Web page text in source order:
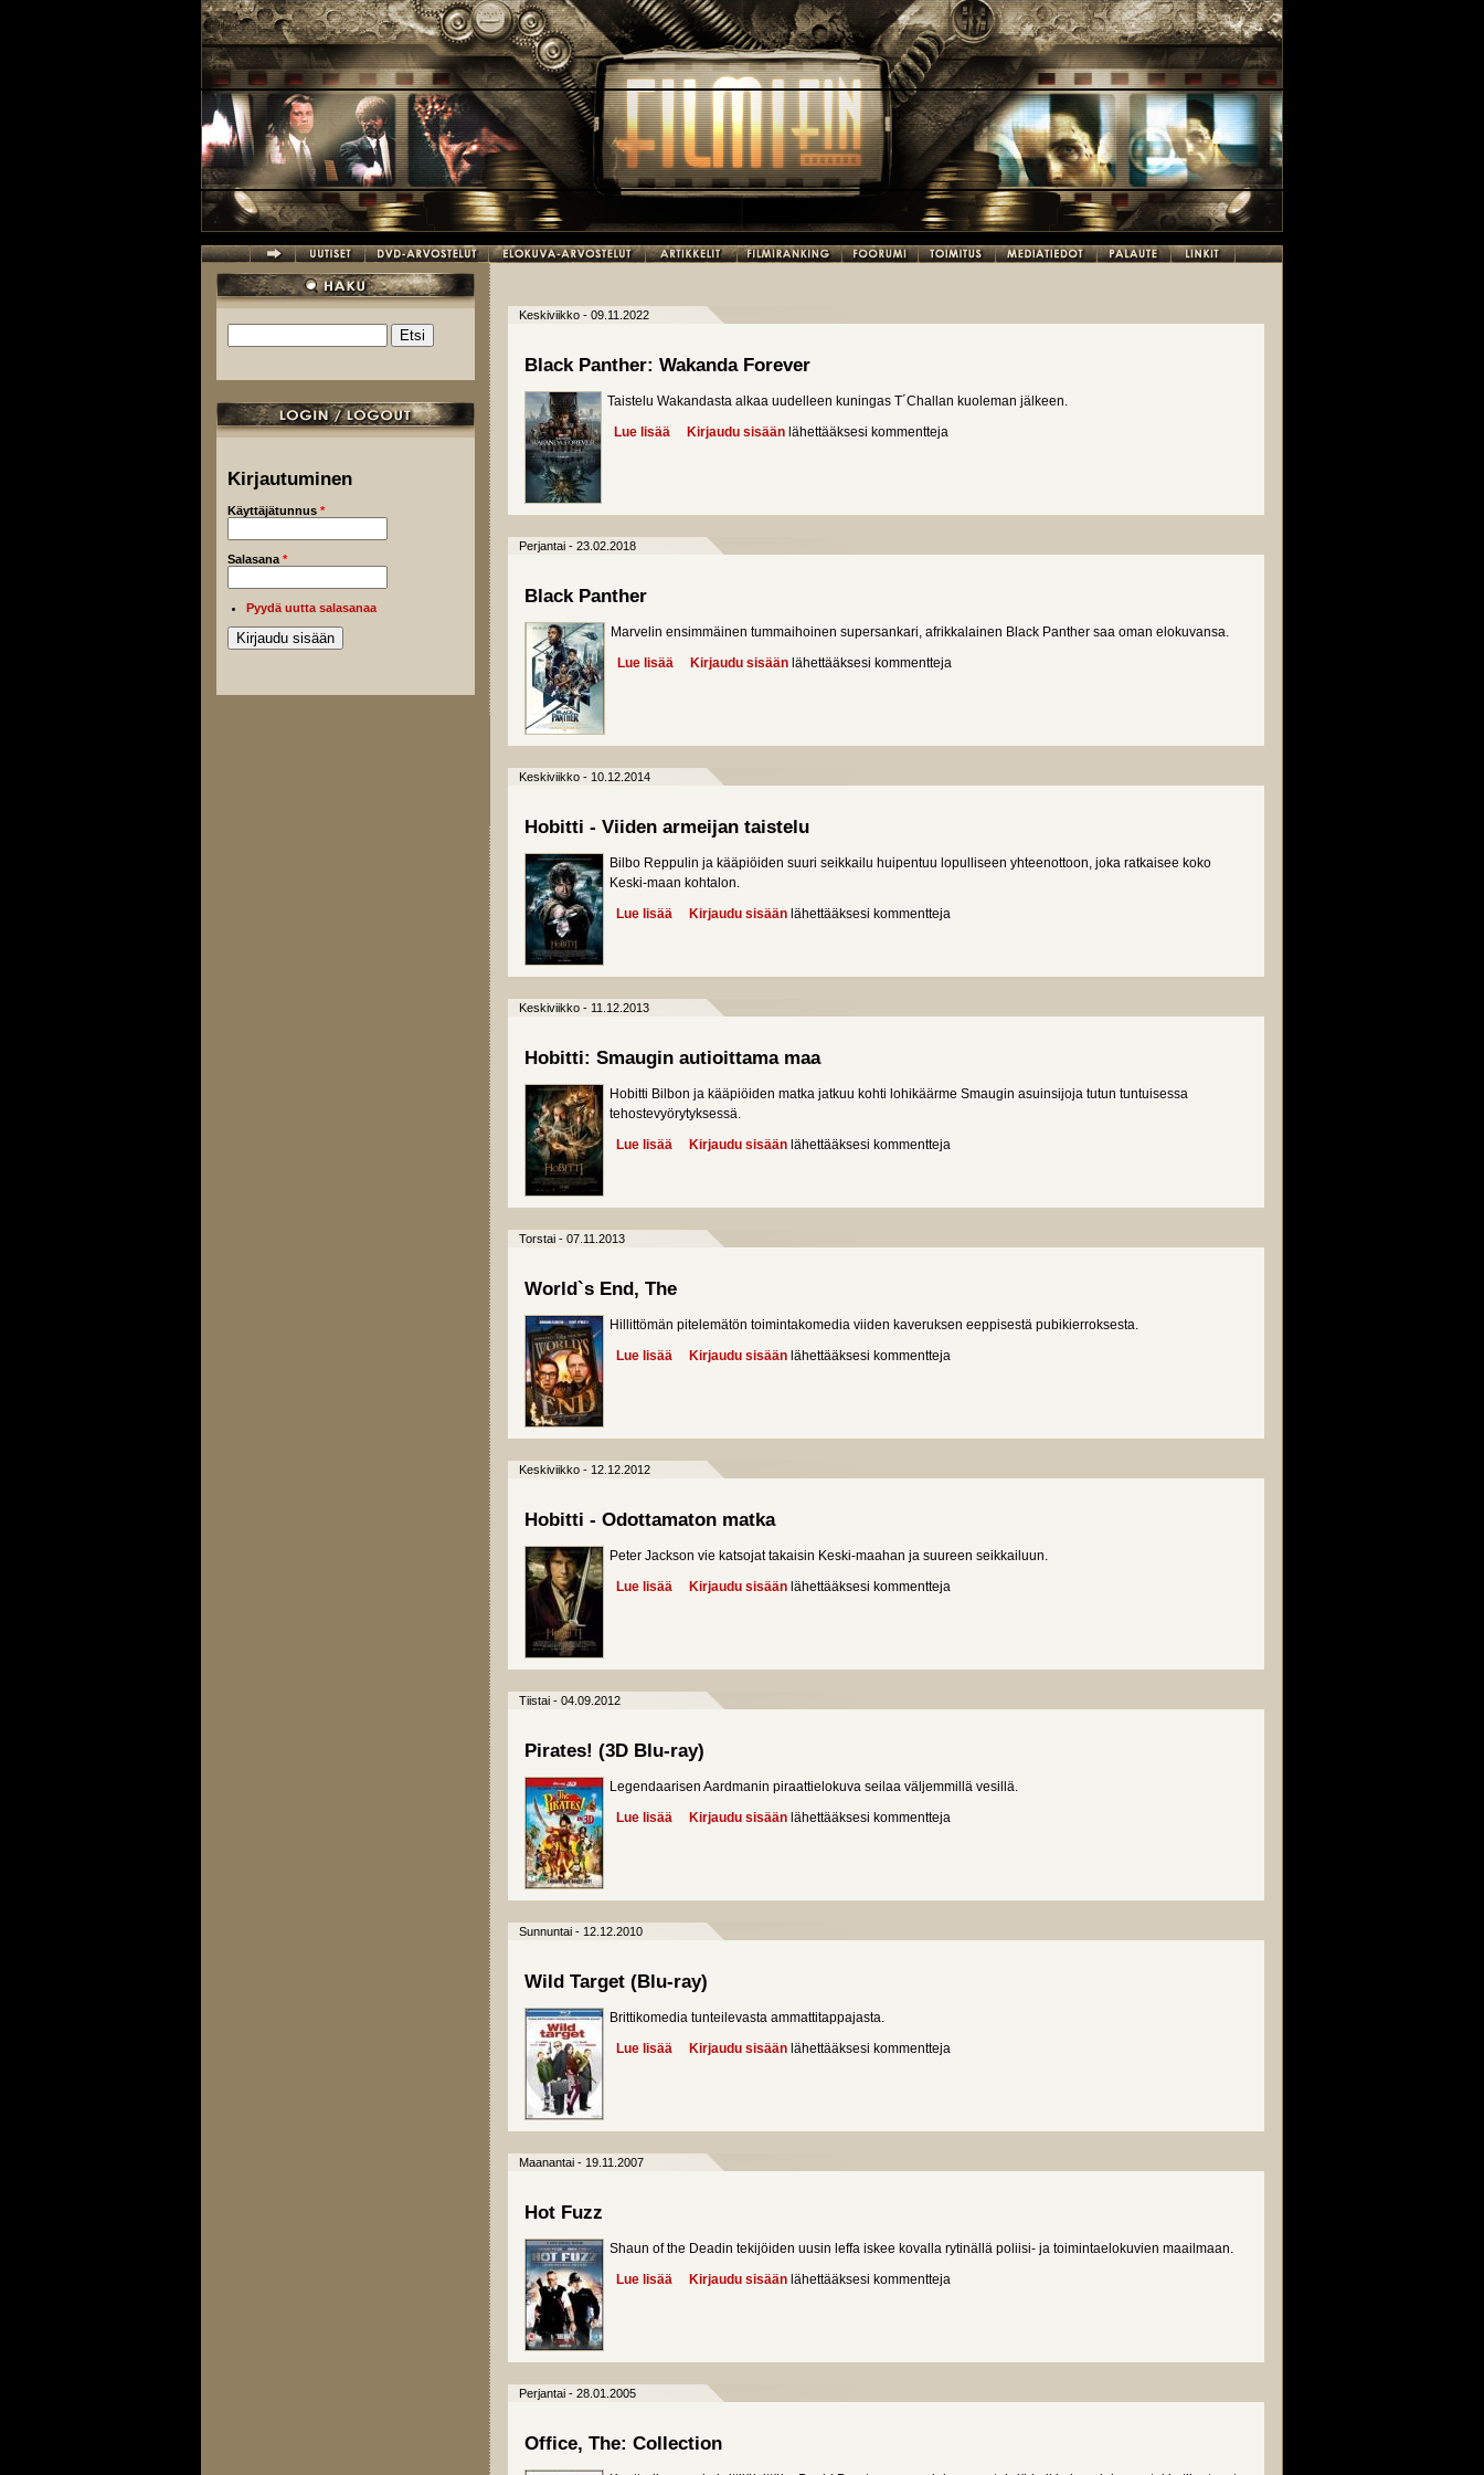
Hakulomake
Kirjautuminen
Käyttäjätunnus *
Salasana *
Pyydä uutta salasanaa
Keskiviikko - 09.11.2022
Black Panther: Wakanda Forever
Taistelu Wakandasta alkaa uudelleen kuningas T´Challan kuoleman jälkeen.
Lue lisää about Black Panther: Wakanda Forever
Kirjaudu sisään lähettääksesi kommentteja
Perjantai - 23.02.2018
Black Panther
Marvelin ensimmäinen tummaihoinen supersankari, afrikkalainen Black Panther saa oman elokuvansa.
Lue lisää about Black Panther
Kirjaudu sisään lähettääksesi kommentteja
Keskiviikko - 10.12.2014
Hobitti - Viiden armeijan taistelu
Bilbo Reppulin ja kääpiöiden suuri seikkailu huipentuu lopulliseen yhteenottoon, joka ratkaisee koko
Keski-maan kohtalon.
Lue lisää about Hobitti - Viiden armeijan taistelu
Kirjaudu sisään lähettääksesi kommentteja
Keskiviikko - 11.12.2013
Hobitti: Smaugin autioittama maa
Hobitti Bilbon ja kääpiöiden matka jatkuu kohti lohikäärme Smaugin asuinsijoja tutun tuntuisessa
tehostevyörytyksessä.
Lue lisää about Hobitti: Smaugin autioittama maa
Kirjaudu sisään lähettääksesi kommentteja
Torstai - 07.11.2013
World`s End, The
Hillittömän pitelemätön toimintakomedia viiden kaveruksen eeppisestä pubikierroksesta.
Lue lisää about World`s End, The
Kirjaudu sisään lähettääksesi kommentteja
Keskiviikko - 12.12.2012
Hobitti - Odottamaton matka
Peter Jackson vie katsojat takaisin Keski-maahan ja suureen seikkailuun.
Lue lisää about Hobitti - Odottamaton matka
Kirjaudu sisään lähettääksesi kommentteja
Tiistai - 04.09.2012
Pirates! (3D Blu-ray)
Legendaarisen Aardmanin piraattielokuva seilaa väljemmillä vesillä.
Lue lisää about Pirates! (3D Blu-ray)
Kirjaudu sisään lähettääksesi kommentteja
Sunnuntai - 12.12.2010
Wild Target (Blu-ray)
Brittikomedia tunteilevasta ammattitappajasta.
Lue lisää about Wild Target (Blu-ray)
Kirjaudu sisään lähettääksesi kommentteja
Maanantai - 19.11.2007
Hot Fuzz
Shaun of the Deadin tekijöiden uusin leffa iskee kovalla rytinällä poliisi- ja toimintaelokuvien maailmaan.
Lue lisää about Hot Fuzz
Kirjaudu sisään lähettääksesi kommentteja
Perjantai - 28.01.2005
Office, The: Collection